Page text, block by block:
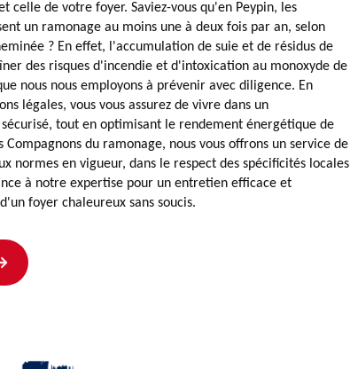
celle de votre foyer. Saviez-vous qu'en Peypin, les
un ramonage au moins une à deux fois par an, selon
? En effet, l'accumulation de suie et de résidus de
des risques d'incendie et d'intoxication au monoxyde de
nous nous employons à prévenir avec diligence. En
légales, vous vous assurez de vivre dans un
tout en optimisant le rendement énergétique de
du ramonage, nous vous offrons un service de
normes en vigueur, dans le respect des spécificités locales
à notre expertise pour un entretien efficace et
foyer chaleureux sans soucis.